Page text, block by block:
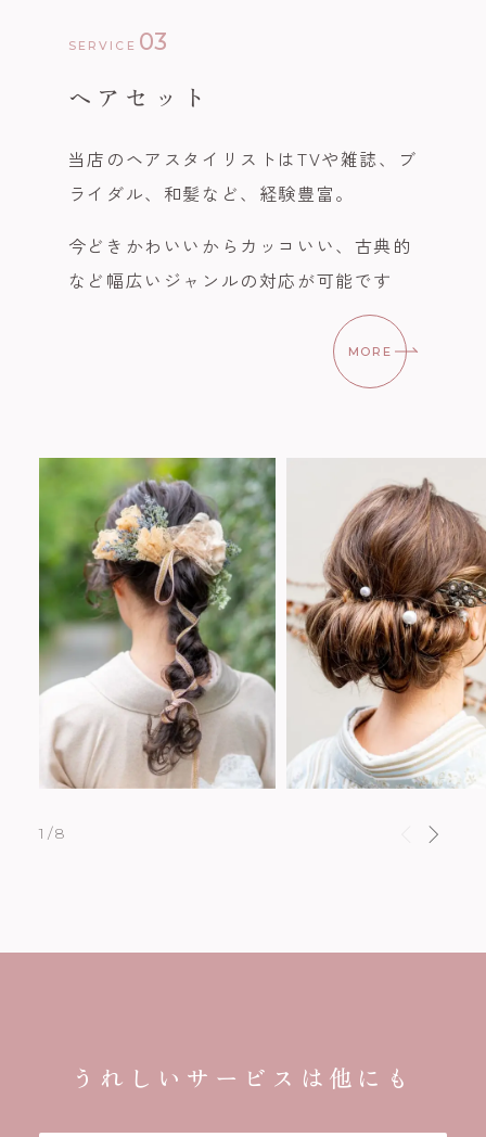
SERVICE 03
ヘアセット
当店のヘアスタイリストはTVや雑誌、ブ
ライダル、和髪など、経験豊富。
今どきかわいいからカッコいい、古典的
など幅広いジャンルの対応が可能です
MORE
1/8
うれしいサービスは他にも